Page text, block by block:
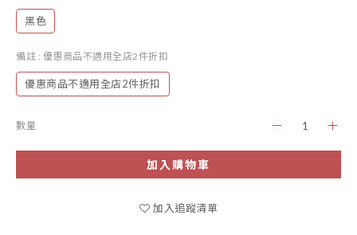
黑色
備註 : 優惠商品不適用全店2件折扣
優惠商品不適用全店2件折扣
數量
加入購物車
加入追蹤清單